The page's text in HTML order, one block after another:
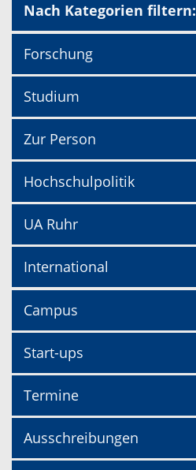
Nach Kategorien filtern:
Forschung
Studium
Zur Person
Hochschulpolitik
UA Ruhr
International
Campus
Start-ups
Termine
Ausschreibungen